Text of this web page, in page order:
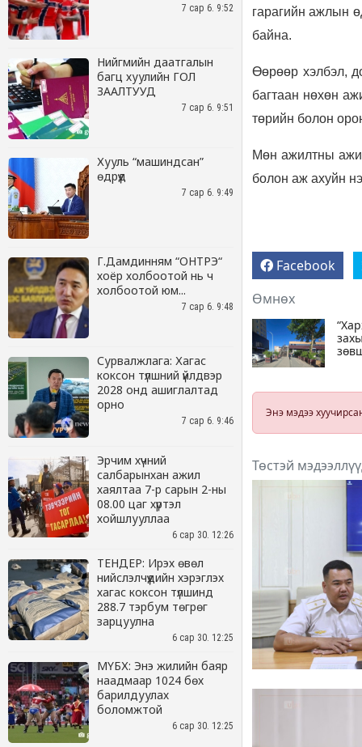
7 сар 6. 9:52
Нийгмийн даатгалын
багц хуулийн ГОЛ
ЗААЛТУУД
7 сар 6. 9:51
Хууль “машиндсан”
өдрүүд
7 сар 6. 9:49
Г.Дамдинням “ОНТРЭ“
хоёр холбоотой нь ч
холбоотой юм...
7 сар 6. 9:48
Сурвалжлага: Хагас
коксон түлшний үйлдвэр
2028 онд ашиглалтад
орно
7 сар 6. 9:46
Эрчим хүчний
салбарынхан ажил
хаялтаа 7-р сарын 2-ны
08.00 цаг хүртэл
хойшлууллаа
6 сар 30. 12:26
ТЕНДЕР: Ирэх өвөл
нийслэлчүүдийн хэрэглэх
хагас коксон түлшинд
288.7 тэрбум төгрөг
зарцуулна
6 сар 30. 12:25
МҮБХ: Энэ жилийн баяр
наадмаар 1024 бөх
барилдуулах
боломжтой
6 сар 30. 12:25